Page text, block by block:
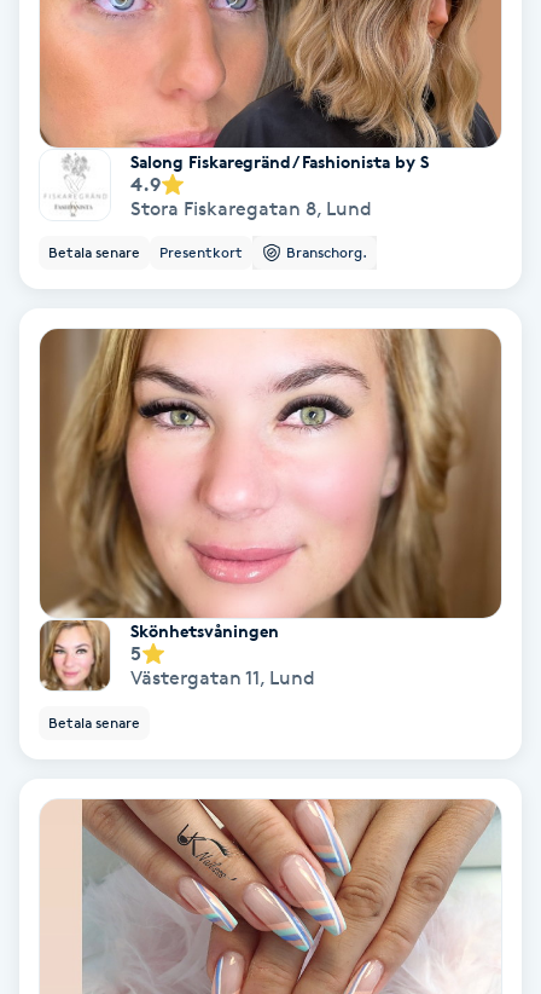
Color correction
Damklippning
Dermapen
Enzympeeling
Extensions
Extensions borttagning
Eyeliner-tatuering
Fet hårbotten
Fibromassage
Salong Fiskaregränd/ Fashionista by S
4.9
Stora Fiskaregatan 8, Lund
Betala senare Presentkort Branschorg.
Skönhetsvåningen
5
Västergatan 11, Lund
Betala senare